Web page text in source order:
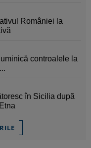
României la
controalele la
în Sicilia după